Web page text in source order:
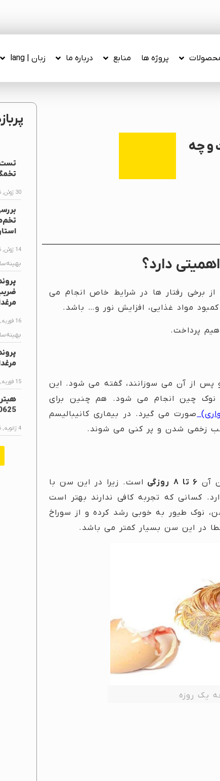
پروژه ها منابع درباره ما زبان | lang
و چه
دارد؟
برخی رفتار ها در شرایط خاص انجام می
مواد غذایی، افزایش نور و… باشد.
پرداخت.
پس از آن می سوزانند، گفته می شود. این
چین انجام می شود. هم چنین برای
صورت می گیرد. در بیماری کانیبالیسم
زخمی شدن و پر کنی می شوند.
آن ۶ تا ۸ روزگی است. زیرا در این سن با
کسانی که تجربه کافی ندارند بهتر است
نوک طیور به خوبی رشد کرده و از سوراخ
در این سن بسیار کمتر می باشد.
یک روزه
تست
30 ژوئن, 2026
14 ژوئن, 2026
16 فوریه, 2026
15 فوریه, 2026
4 ژانویه, 2026